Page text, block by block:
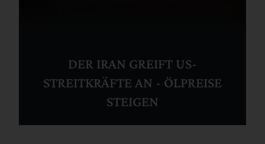
DER IRAN GREIFT US-
STREITKRÄFTE AN - ÖLPREISE
STEIGEN